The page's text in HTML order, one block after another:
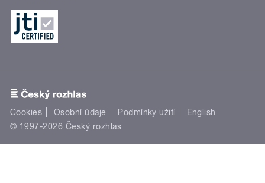
Cookies Osobní údaje Podmínky užití
English
© 1997-2026 Český rozhlas